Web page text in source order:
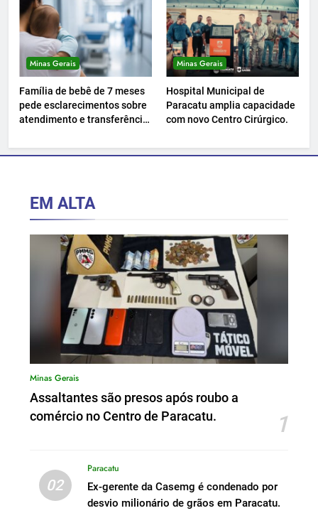
Minas Gerais
Família de bebê de 7 meses
pede esclarecimentos sobre
atendimento e transferência
Minas Gerais
Hospital Municipal de
Paracatu amplia capacidade
com novo Centro Cirúrgico.
EM ALTA
Minas Gerais
Assaltantes são presos após roubo a
comércio no Centro de Paracatu.
1
02
Paracatu
Ex-gerente da Casemg é condenado por
desvio milionário de grãos em Paracatu.